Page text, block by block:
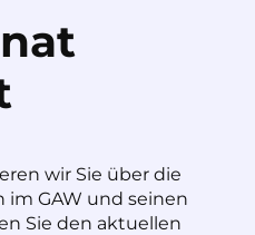
wir Sie über die
GAW und seinen
Sie den aktuellen